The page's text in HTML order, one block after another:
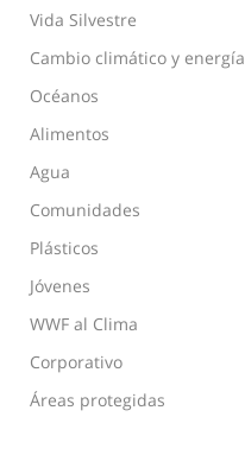
Vida Silvestre
Cambio climático y energía
Océanos
Alimentos
Agua
Comunidades
Plásticos
Jóvenes
WWF al Clima
Corporativo
Áreas protegidas